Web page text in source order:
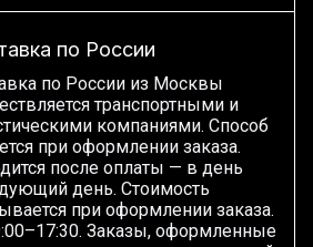
по России
по России из Москвы
транспортными и
компаниями. Способ
при оформлении заказа.
после оплаты — в день
день. Стоимость
при оформлении заказа.
Заказы, оформленные